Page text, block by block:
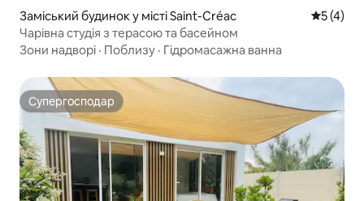
Заміський будинок у місті Saint-Créac Середня
5 (4)
Чарівна студія з терасою та басейном
Зони надворі · Поблизу · Гідромасажна ванна
Супергосподар
Супергосподар